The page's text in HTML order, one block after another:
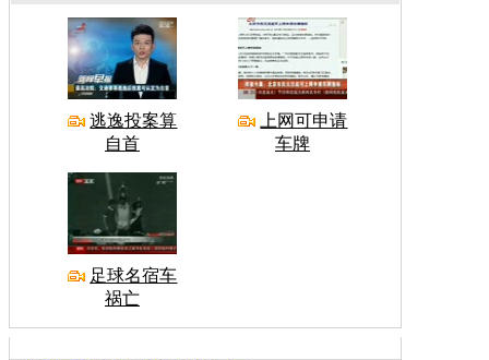
逃逸投案算
自首
上网可申请
车牌
足球名宿车
祸亡